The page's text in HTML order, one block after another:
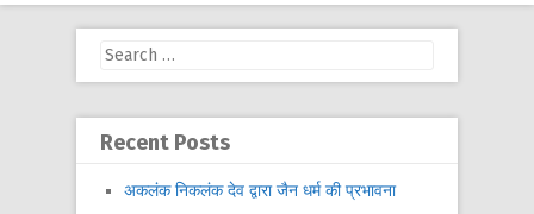
Search
Recent Posts
अकलंक निकलंक देव द्वारा जैन धर्म की प्रभावना